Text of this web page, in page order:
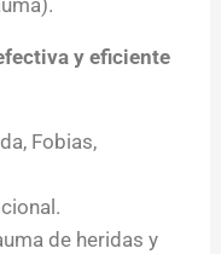
y eficiente
Fobias,
de heridas y